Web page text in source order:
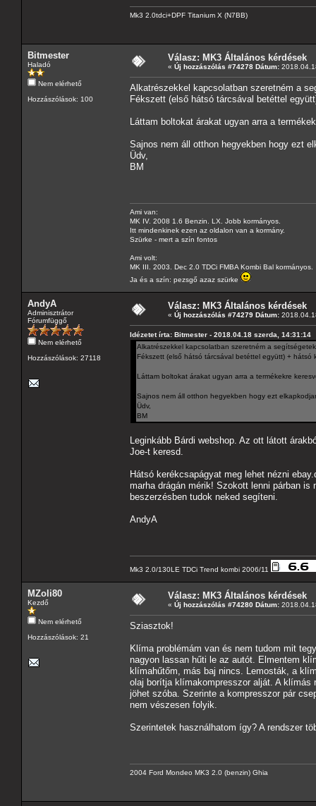
Mk3 2.0tdci+DPF Titanium X (N7BB)
Bitmester
Haladó
Nem elérhető
Hozzászólások: 100
Válasz: MK3 Általános kérdések
« Új hozzászólás #74278 Dátum:
Alkatrészekkel kapcsolatban szeretném a
Fékszett (első hátsó tárcsával betéttel
Láttam boltokat árakat ugyan arra a
Sajnos nem áll otthon hegyekben hogy ezt
Üdv,
BM
Ami van:
MK IV. 2008 1.6 Benzin. LX. Jobb kormányos.
Itt mindenkinek ezen az oldalon van a kormány.
Szürke - mert a szín fontos
Ami volt:
MK III. 2003. Dec 2.0 TDCi FMBA Kombi Bal kormányos.
Ja és a szín: pezsgő azaz szürke
AndyA
Adminisztrátor
Fórumfüggő
Nem elérhető
Hozzászólások: 27118
Válasz: MK3 Általános kérdések
« Új hozzászólás #74279 Dátum:
Idézetet írta: Bitmester - 2018.04.18 szerda, 14:31:14
Alkatrészekkel kapcsolatban szeretném a
Fékszett (első hátsó tárcsával betéttel együtt) +
Láttam boltokat árakat ugyan arra a termékekre
Sajnos nem áll otthon hegyekben hogy ezt
Üdv,
BM
Leginkább Bárdi webshop. Az ott látott
Joe-t keresd.
Hátsó kerékcsapágyat meg lehet nézni
marha drágán mérik! Szokott lenni párban
beszerzésben tudok neked segíteni.
AndyA
Mk3 2.0/130LE TDCi Trend kombi 2006/11
MZoli80
Kezdő
Nem elérhető
Hozzászólások: 21
Válasz: MK3 Általános kérdések
« Új hozzászólás #74280 Dátum:
Sziasztok!
Klíma problémám van és nem tudom mit
nagyon lassan hűti le az autót. Elmentem
klímahűtőm, más baj nincs. Lemosták, a
olaj borítja klímakompresszor alját. A
jöhet szóba. Szerinte a kompresszor pár
nem vészesen folyik.
Szerintetek használhatom így? A rendszer
2004 Ford Mondeo MK3 2.0 (benzin) Ghia